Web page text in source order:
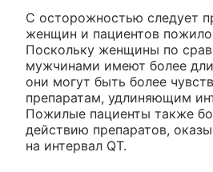
С осторожностью следует
женщин и пациентов
Поскольку женщины по
мужчинами имеют более
они могут быть более
препаратам, удлиняющим
Пожилые пациенты также
действию препаратов,
на интервал QT.